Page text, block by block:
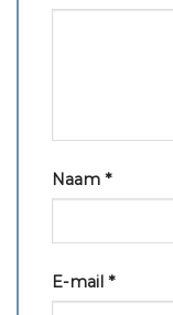
Naam *
E-mail *